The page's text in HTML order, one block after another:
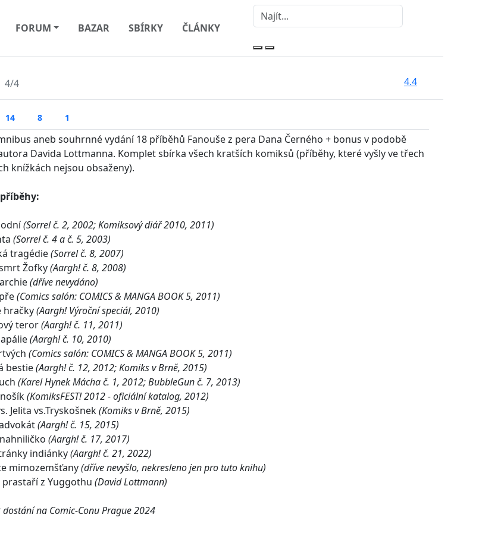
FORUM BAZAR SBÍRKY ČLÁNKY
4/4 4.4
14 8 1
aneb souhrnné vydání 18 příběhů Fanouše z pera Dana Černého + bonus v podobě
Davida Lottmanna. Komplet sbírka všech kratších komiksů (příběhy, které vyšly ve třech
knížkách nejsou obsaženy).
(Sorrel č. 2, 2002; Komiksový diář 2010, 2011)
(Sorrel č. 4 a č. 5, 2003)
tragédie(Sorrel č. 8, 2007)
Žofky(Aargh! č. 8, 2008)
(dříve nevydáno)
(Comics salón: COMICS & MANGA BOOK 5, 2011)
hračky(Aargh! Výroční speciál, 2010)
teror(Aargh! č. 11, 2011)
(Aargh! č. 10, 2010)
(Comics salón: COMICS & MANGA BOOK 5, 2011)
bestie(Aargh! č. 12, 2012; Komiks v Brně, 2015)
(Karel Hynek Mácha č. 1, 2012; BubbleGun č. 7, 2013)
(KomiksFEST! 2012 - oficiální katalog, 2012)
Jelita vs.Tryskošnek(Komiks v Brně, 2015)
(Aargh! č. 15, 2015)
(Aargh! č. 17, 2017)
indiánky(Aargh! č. 21, 2022)
mimozemšťany(dříve nevyšlo, nekresleno jen pro tuto knihu)
prastaří z Yuggothu (David Lottmann)
dostání na Comic-Conu Prague 2024